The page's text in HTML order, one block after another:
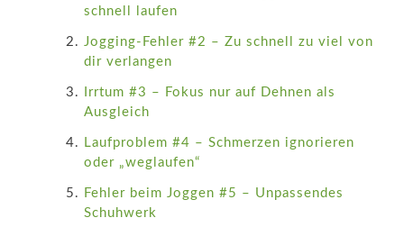
schnell laufen
Jogging-Fehler #2 – Zu schnell zu viel von
dir verlangen
Irrtum #3 – Fokus nur auf Dehnen als
Ausgleich
Laufproblem #4 – Schmerzen ignorieren
oder „weglaufen“
Fehler beim Joggen #5 – Unpassendes
Schuhwerk